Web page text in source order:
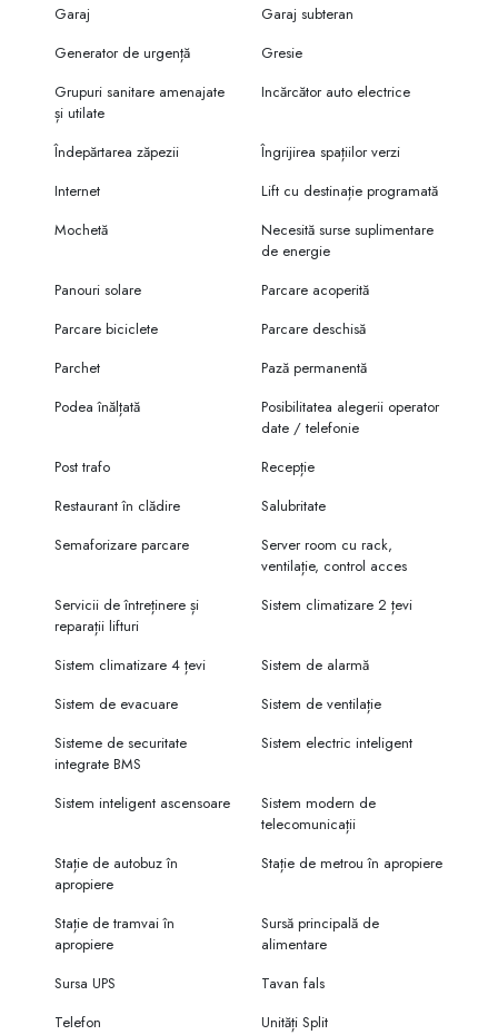
Garaj
Garaj subteran
Generator de urgență
Gresie
Grupuri sanitare amenajate
și utilate
Incărcător auto electrice
Îndepărtarea zăpezii
Îngrijirea spațiilor verzi
Internet
Lift cu destinație programată
Mochetă
Necesită surse suplimentare
de energie
Panouri solare
Parcare acoperită
Parcare biciclete
Parcare deschisă
Parchet
Pază permanentă
Podea înălțată
Posibilitatea alegerii operator
date / telefonie
Post trafo
Recepție
Restaurant în clădire
Salubritate
Semaforizare parcare
Server room cu rack,
ventilație, control acces
Servicii de întreținere și
reparații lifturi
Sistem climatizare 2 țevi
Sistem climatizare 4 țevi
Sistem de alarmă
Sistem de evacuare
Sistem de ventilație
Sisteme de securitate
integrate BMS
Sistem electric inteligent
Sistem inteligent ascensoare
Sistem modern de
telecomunicații
Stație de autobuz în
apropiere
Stație de metrou în apropiere
Stație de tramvai în
apropiere
Sursă principală de
alimentare
Sursa UPS
Tavan fals
Telefon
Unități Split